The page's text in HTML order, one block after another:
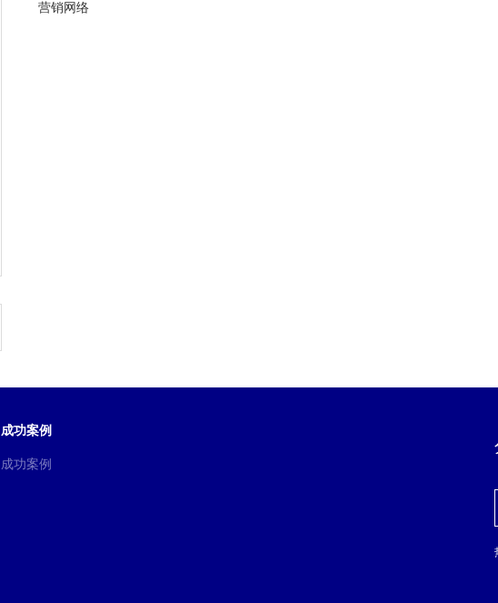
营销网络
成功案例
成功案例